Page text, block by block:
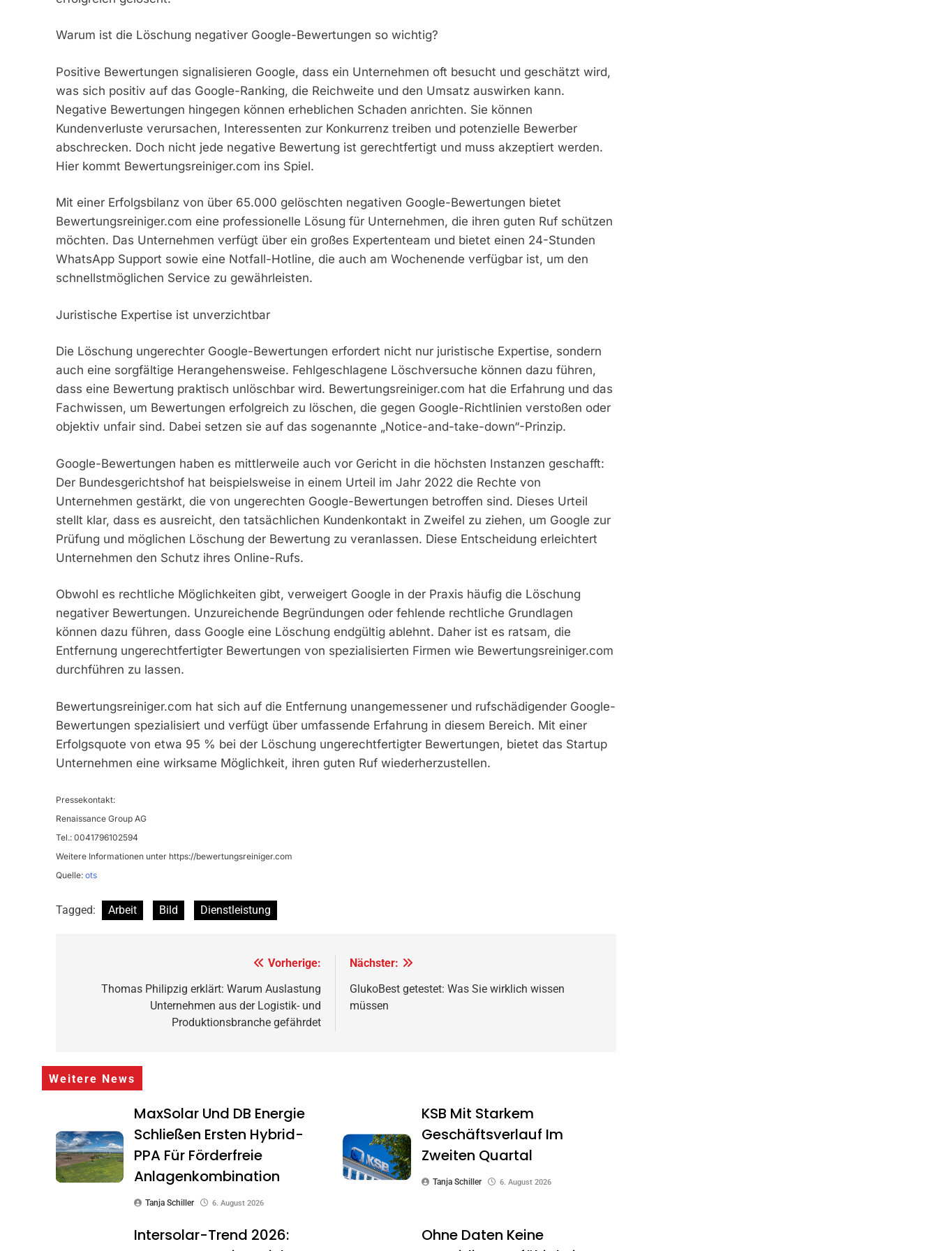
Warum ist die Löschung negativer Google-Bewertungen so wichtig?
Positive Bewertungen signalisieren Google, dass ein Unternehmen oft besucht und geschätzt wird,
was sich positiv auf das Google-Ranking, die Reichweite und den Umsatz auswirken kann.
Negative Bewertungen hingegen können erheblichen Schaden anrichten. Sie können
Kundenverluste verursachen, Interessenten zur Konkurrenz treiben und potenzielle Bewerber
abschrecken. Doch nicht jede negative Bewertung ist gerechtfertigt und muss akzeptiert werden.
Hier kommt Bewertungsreiniger.com ins Spiel.
Mit einer Erfolgsbilanz von über 65.000 gelöschten negativen Google-Bewertungen bietet
Bewertungsreiniger.com eine professionelle Lösung für Unternehmen, die ihren guten Ruf schützen
möchten. Das Unternehmen verfügt über ein großes Expertenteam und bietet einen 24-Stunden
WhatsApp Support sowie eine Notfall-Hotline, die auch am Wochenende verfügbar ist, um den
schnellstmöglichen Service zu gewährleisten.
Juristische Expertise ist unverzichtbar
Die Löschung ungerechter Google-Bewertungen erfordert nicht nur juristische Expertise, sondern
auch eine sorgfältige Herangehensweise. Fehlgeschlagene Löschversuche können dazu führen,
dass eine Bewertung praktisch unlöschbar wird. Bewertungsreiniger.com hat die Erfahrung und das
Fachwissen, um Bewertungen erfolgreich zu löschen, die gegen Google-Richtlinien verstoßen oder
objektiv unfair sind. Dabei setzen sie auf das sogenannte „Notice-and-take-down“-Prinzip.
Google-Bewertungen haben es mittlerweile auch vor Gericht in die höchsten Instanzen geschafft:
Der Bundesgerichtshof hat beispielsweise in einem Urteil im Jahr 2022 die Rechte von
Unternehmen gestärkt, die von ungerechten Google-Bewertungen betroffen sind. Dieses Urteil
stellt klar, dass es ausreicht, den tatsächlichen Kundenkontakt in Zweifel zu ziehen, um Google zur
Prüfung und möglichen Löschung der Bewertung zu veranlassen. Diese Entscheidung erleichtert
Unternehmen den Schutz ihres Online-Rufs.
Obwohl es rechtliche Möglichkeiten gibt, verweigert Google in der Praxis häufig die Löschung
negativer Bewertungen. Unzureichende Begründungen oder fehlende rechtliche Grundlagen
können dazu führen, dass Google eine Löschung endgültig ablehnt. Daher ist es ratsam, die
Entfernung ungerechtfertigter Bewertungen von spezialisierten Firmen wie Bewertungsreiniger.com
durchführen zu lassen.
Bewertungsreiniger.com hat sich auf die Entfernung unangemessener und rufschädigender Google-
Bewertungen spezialisiert und verfügt über umfassende Erfahrung in diesem Bereich. Mit einer
Erfolgsquote von etwa 95 % bei der Löschung ungerechtfertigter Bewertungen, bietet das Startup
Unternehmen eine wirksame Möglichkeit, ihren guten Ruf wiederherzustellen.
Pressekontakt:
Renaissance Group AG
Tel.: 0041796102594
Weitere Informationen unter https://bewertungsreiniger.com
Quelle: ots
Tagged: Arbeit Bild Dienstleistung
Vorherige:
Thomas Philipzig erklärt: Warum Auslastung
Unternehmen aus der Logistik- und
Produktionsbranche gefährdet
Nächster:
GlukoBest getestet: Was Sie wirklich wissen
müssen
Weitere News
MaxSolar Und DB Energie
Schließen Ersten Hybrid-
PPA Für Förderfreie
Anlagenkombination
Tanja Schiller 6. August 2026
KSB Mit Starkem
Geschäftsverlauf Im
Zweiten Quartal
Tanja Schiller 6. August 2026
Intersolar-Trend 2026:
Ohne Daten Keine